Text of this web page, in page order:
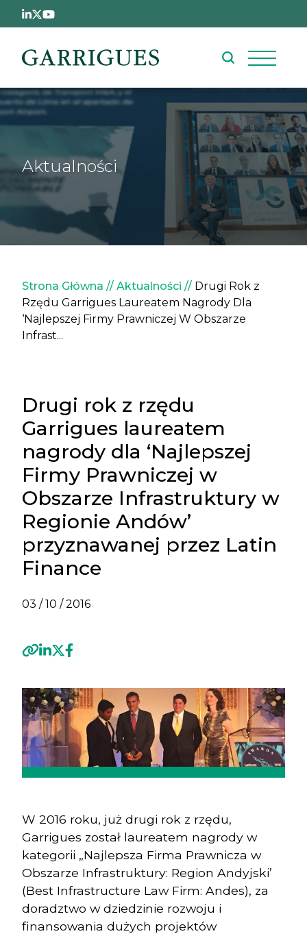
Przejdź do treści
Aktualności
Ścieżka nawigacyjna
Strona Główna Aktualności
Drugi Rok z
Rzędu Garrigues Laureatem Nagrody Dla
‘Najlepszej Firmy Prawniczej W Obszarze
Infrast...
Drugi rok z rzędu
Garrigues laureatem
nagrody dla ‘Najlepszej
Firmy Prawniczej w
Obszarze Infrastruktury w
Regionie Andów’
przyznawanej przez Latin
Finance
03 / 10 / 2016
W 2016 roku, już drugi rok z rzędu,
Garrigues został laureatem nagrody w
kategorii „Najlepsza Firma Prawnicza w
Obszarze Infrastruktury: Region Andyjski’
(Best Infrastructure Law Firm: Andes), za
doradztwo w dziedzinie rozwoju i
finansowania dużych projektów